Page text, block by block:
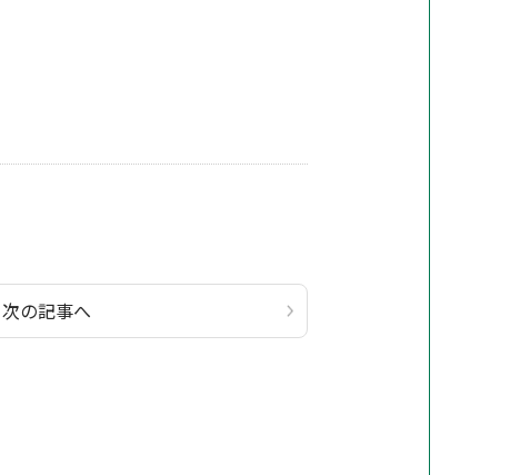
次の記事へ